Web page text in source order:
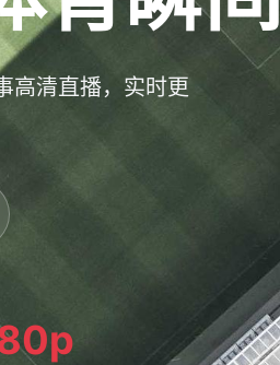
高清直播，实时更